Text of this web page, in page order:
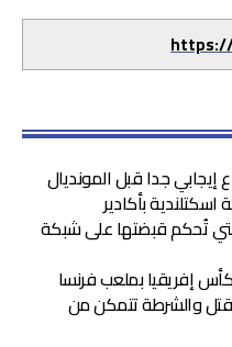
إيجابي جدا قبل المونديال
بأكادير
تُحكم قبضتها على شبكة
إفريقيا بملعب فرنسا
والشرطة تتمكن من